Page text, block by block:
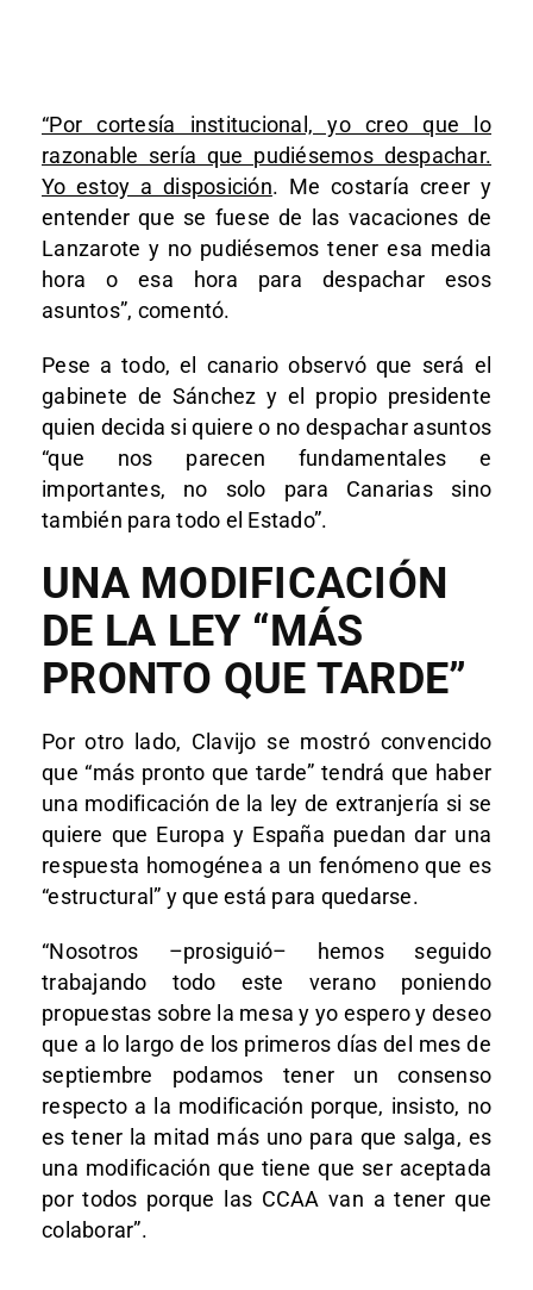
“Por cortesía institucional, yo creo que lo
razonable sería que pudiésemos despachar.
Yo estoy a disposición. Me costaría creer y
entender que se fuese de las vacaciones de
Lanzarote y no pudiésemos tener esa media
hora o esa hora para despachar esos
asuntos”, comentó.
Pese a todo, el canario observó que será el
gabinete de Sánchez y el propio presidente
quien decida si quiere o no despachar asuntos
“que nos parecen fundamentales e
importantes, no solo para Canarias sino
también para todo el Estado”.
UNA MODIFICACIÓN
DE LA LEY “MÁS
PRONTO QUE TARDE”
Por otro lado, Clavijo se mostró convencido
que “más pronto que tarde” tendrá que haber
una modificación de la ley de extranjería si se
quiere que Europa y España puedan dar una
respuesta homogénea a un fenómeno que es
“estructural” y que está para quedarse.
“Nosotros –prosiguió– hemos seguido
trabajando todo este verano poniendo
propuestas sobre la mesa y yo espero y deseo
que a lo largo de los primeros días del mes de
septiembre podamos tener un consenso
respecto a la modificación porque, insisto, no
es tener la mitad más uno para que salga, es
una modificación que tiene que ser aceptada
por todos porque las CCAA van a tener que
colaborar”.